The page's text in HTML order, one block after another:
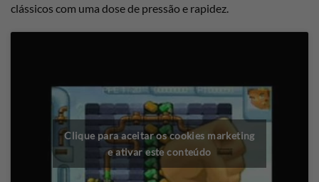
clássicos com uma dose de pressão e rapidez.
Clique para aceitar os cookies marketing
e ativar este conteúdo